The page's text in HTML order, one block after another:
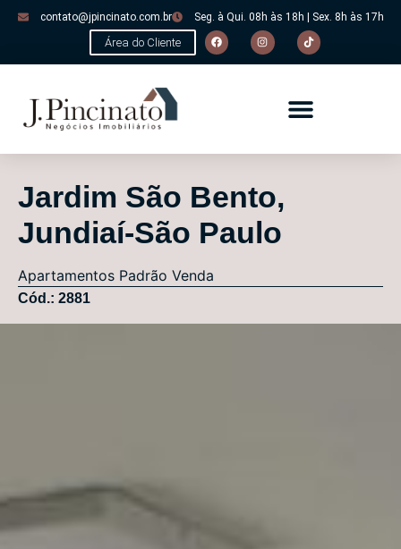
contato@jpincinato.com.br Seg. à Qui. 08h às 18h | Sex. 8h às 17h
Área do Cliente
Jardim São Bento,
Jundiaí-São Paulo
Apartamentos Padrão Venda
Cód.: 2881